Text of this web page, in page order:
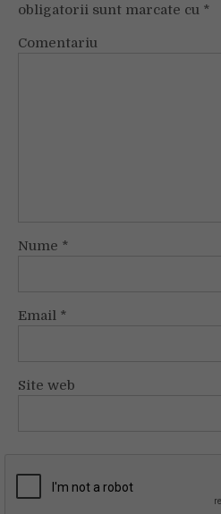
obligatorii sunt marcate cu *
Comentariu
Nume *
Email *
Site web